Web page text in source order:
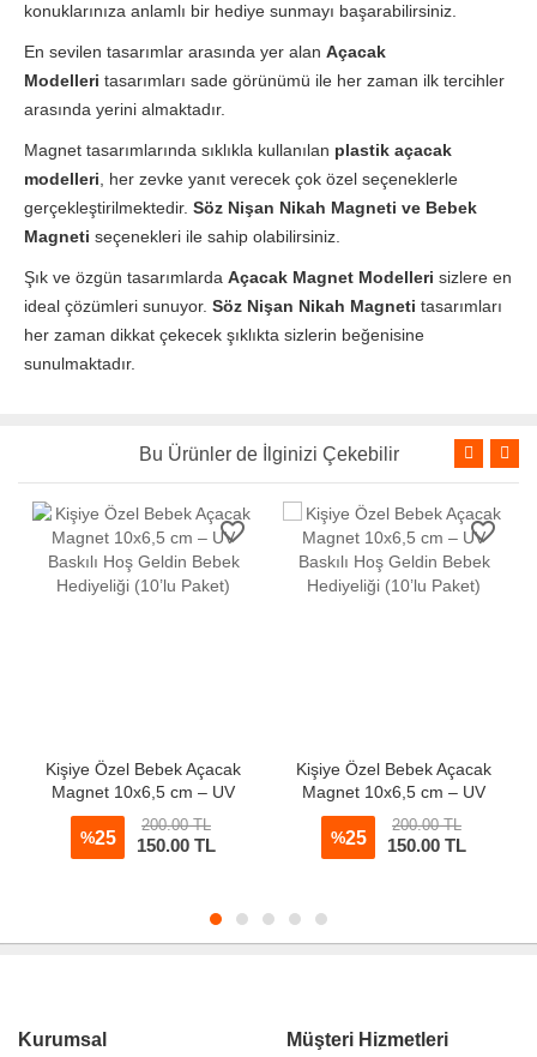
konuklarınıza anlamlı bir hediye sunmayı başarabilirsiniz.
En sevilen tasarımlar arasında yer alan Açacak
Modelleri tasarımları sade görünümü ile her zaman ilk tercihler
arasında yerini almaktadır.
Magnet tasarımlarında sıklıkla kullanılan plastik açacak
modelleri , her zevke yanıt verecek çok özel seçeneklerle
gerçekleştirilmektedir. Söz Nişan Nikah Magneti ve Bebek
Magneti seçenekleri ile sahip olabilirsiniz.
Şık ve özgün tasarımlarda Açacak Magnet Modelleri sizlere en
ideal çözümleri sunuyor. Söz Nişan Nikah Magneti tasarımları
her zaman dikkat çekecek şıklıkta sizlerin beğenisine
sunulmaktadır.
Bu Ürünler de İlginizi Çekebilir
favorite_border
Kişiye Özel Bebek Açacak
Magnet 10x6,5 cm – UV
Baskılı Hoş Geldin Bebek
Hediyeliği (10’lu Paket)
%25
200.00 TL
150.00 TL
favorite_border
Kişiye Özel Bebek Açacak
Magnet 10x6,5 cm – UV
Baskılı Hoş Geldin Bebek
Hediyeliği (10’lu Paket)
%25
200.00 TL
150.00 TL
Kurumsal Müşteri Hizmetleri